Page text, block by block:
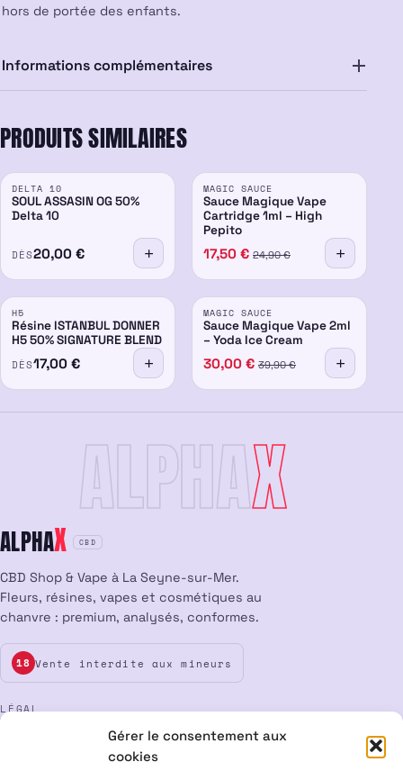
Gérer le consentement aux
cookies
hors de portée des enfants.
Informations complémentaires
PRODUITS SIMILAIRES
50% -14%
DELTA 10
SOUL ASSASIN OG 50%
Delta 10
DÈS20,00€
MAGIC SAUCE
Sauce Magique Vape
Cartridge 1ml – High
Pepito
17,50 € 24,90€
50%
H5
Résine ISTANBUL DONNER
H5 50% SIGNATURE BLEND
DÈS17,00€
-25%
PROMO
MAGIC SAUCE
Sauce Magique Vape 2ml
– Yoda Ice Cream
30,00 € 39,90€
ALPHAX
ALPHAX CBD
CBD Shop & Vape à La Seyne-sur-Mer.
Fleurs, résines, vapes et cosmétiques au
chanvre : premium, analysés, conformes.
18 Vente interdite aux mineurs
LÉGAL
CGV Confidentialité
Cookies